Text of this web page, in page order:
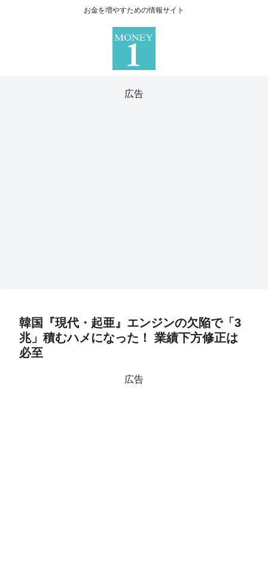
お金を増やすための情報サイト
広告
韓国『現代・起亜』エンジンの欠陥で「3
兆」積むハメになった！ 業績下方修正は
必至
広告